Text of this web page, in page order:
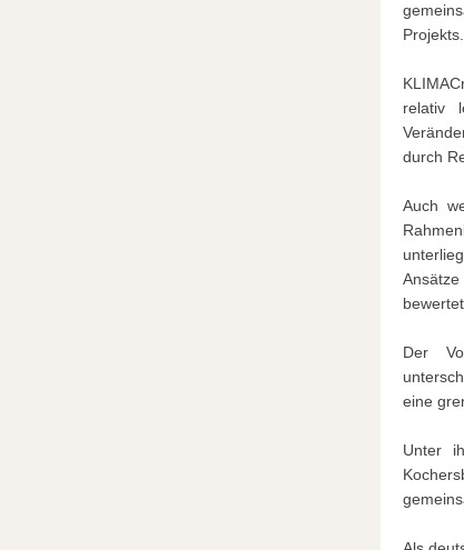
Projekts.
relativ
durch
Auch
bewertet.
Der
eine
Unter